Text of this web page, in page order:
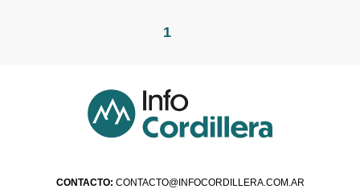
1
CONTACTO: CONTACTO@INFOCORDILLERA.COM.AR